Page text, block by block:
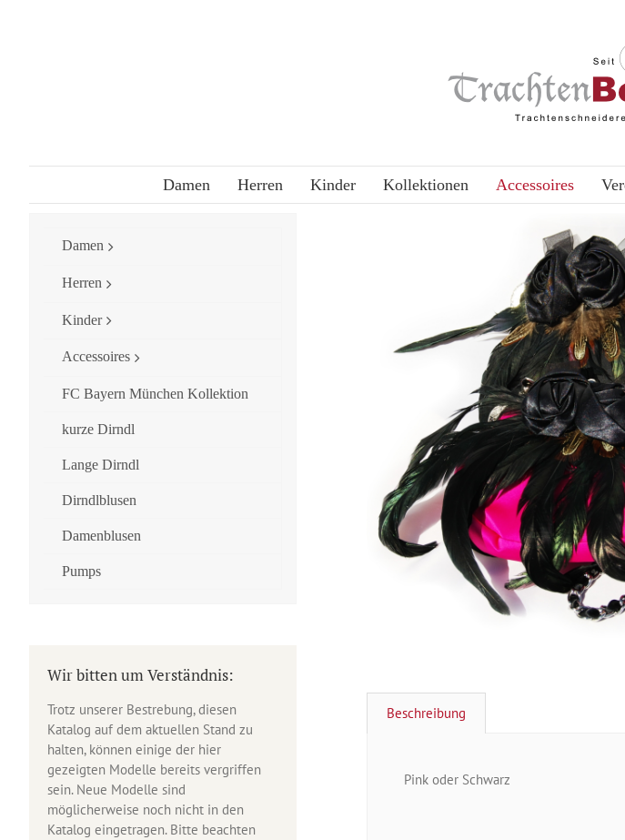
Damen Herren Kinder Kollektionen Accessoires
Beschreibung
Pink oder Schwarz
Damen
Herren
Kinder
Accessoires
FC Bayern München Kollektion
kurze Dirndl
Lange Dirndl
Dirndlblusen
Damenblusen
Pumps
Wir bitten um Verständnis:
Trotz unserer Bestrebung, diesen
Katalog auf dem aktuellen Stand zu
halten, können einige der hier
gezeigten Modelle bereits vergriffen
sein. Neue Modelle sind
möglicherweise noch nicht in den
Katalog eingetragen. Bitte beachten